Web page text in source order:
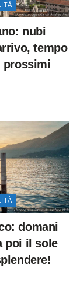
nubi
tempo
prossimi
domani
poi il sole